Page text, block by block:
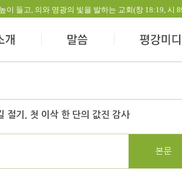
이 들고, 의와 영광의 빛을 발하는 교회(창 18:19, 시
절기, 첫 이삭 한 단의 값진 감사
본문